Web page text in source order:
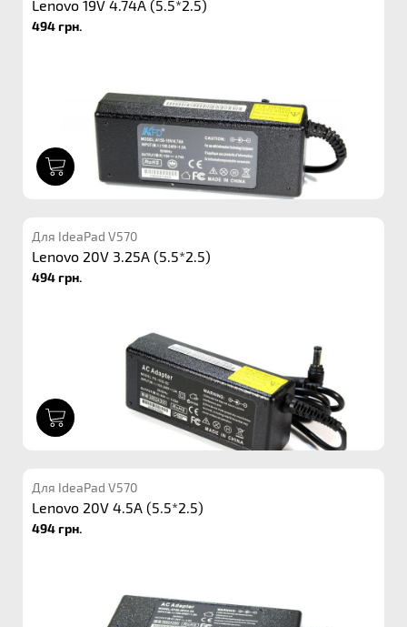
Lenovo 19V 4.74A (5.5*2.5)
494 грн.
Для IdeaPad V570
Lenovo 20V 3.25A (5.5*2.5)
494 грн.
Для IdeaPad V570
Lenovo 20V 4.5A (5.5*2.5)
494 грн.